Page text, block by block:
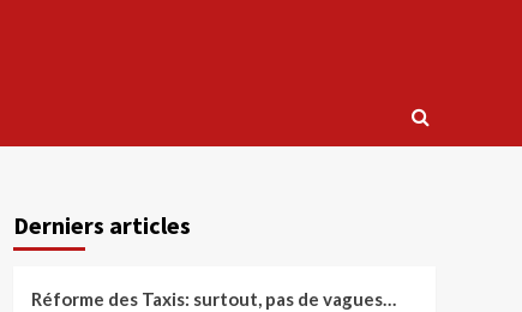
Derniers articles
Réforme des Taxis: surtout, pas de vagues…